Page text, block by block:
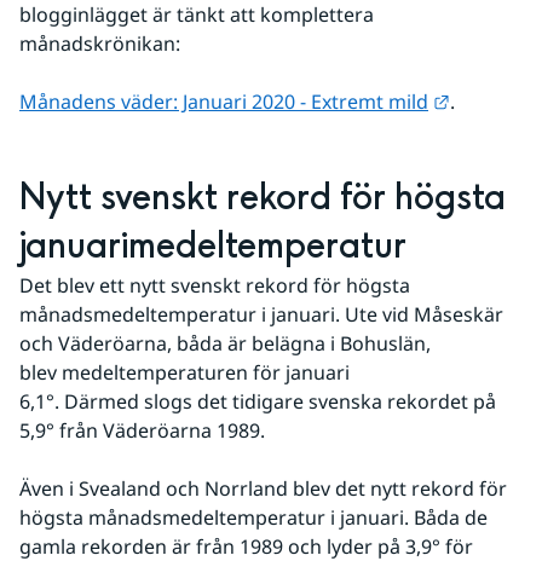
blogginlägget är tänkt att komplettera
månadskrönikan:
Månadens väder: Januari 2020 - Extremt mild Länk till
.
Nytt svenskt rekord för högsta
januarimedeltemperatur
Det blev ett nytt svenskt rekord för högsta
månadsmedeltemperatur i januari. Ute vid Måseskär
och Väderöarna, båda är belägna i Bohuslän,
blev medeltemperaturen för januari
6,1°. Därmed slogs det tidigare svenska rekordet på
5,9° från Väderöarna 1989.
Även i Svealand och Norrland blev det nytt rekord för
högsta månadsmedeltemperatur i januari. Båda de
gamla rekorden är från 1989 och lyder på 3,9° för